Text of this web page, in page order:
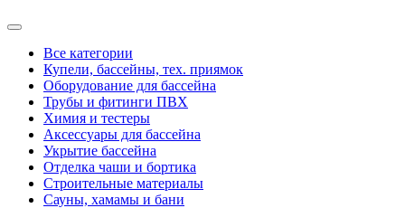
Все категории
Купели, бассейны, тех. приямок
Оборудование для бассейна
Трубы и фитинги ПВХ
Химия и тестеры
Аксессуары для бассейна
Укрытие бассейна
Отделка чаши и бортика
Строительные материалы
Сауны, хамамы и бани